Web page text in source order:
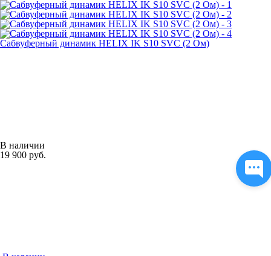
Сабвуферный динамик HELIX IK S10 SVC (2 Ом)
В наличии
19 900 руб.